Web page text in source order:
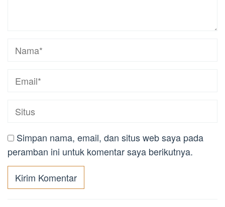
Simpan nama, email, dan situs web saya pada
peramban ini untuk komentar saya berikutnya.